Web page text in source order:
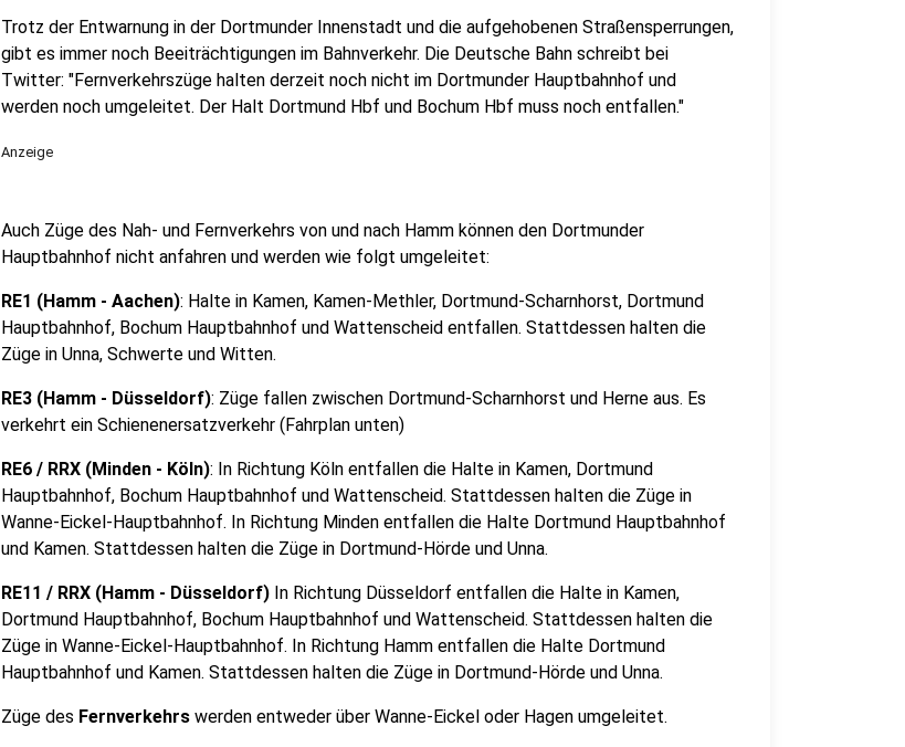
Trotz der Entwarnung in der Dortmunder Innenstadt und die aufgehobenen Straßensperrungen,
gibt es immer noch Beeiträchtigungen im Bahnverkehr. Die Deutsche Bahn schreibt bei
Twitter: "Fernverkehrszüge halten derzeit noch nicht im Dortmunder Hauptbahnhof und
werden noch umgeleitet. Der Halt Dortmund Hbf und Bochum Hbf muss noch entfallen."
Anzeige
Auch Züge des Nah- und Fernverkehrs von und nach Hamm können den Dortmunder
Hauptbahnhof nicht anfahren und werden wie folgt umgeleitet:
RE1 (Hamm - Aachen): Halte in Kamen, Kamen-Methler, Dortmund-Scharnhorst, Dortmund
Hauptbahnhof, Bochum Hauptbahnhof und Wattenscheid entfallen. Stattdessen halten die
Züge in Unna, Schwerte und Witten.
RE3 (Hamm - Düsseldorf): Züge fallen zwischen Dortmund-Scharnhorst und Herne aus. Es
verkehrt ein Schienenersatzverkehr (Fahrplan unten)
RE6 / RRX (Minden - Köln): In Richtung Köln entfallen die Halte in Kamen, Dortmund
Hauptbahnhof, Bochum Hauptbahnhof und Wattenscheid. Stattdessen halten die Züge in
Wanne-Eickel-Hauptbahnhof. In Richtung Minden entfallen die Halte Dortmund Hauptbahnhof
und Kamen. Stattdessen halten die Züge in Dortmund-Hörde und Unna.
RE11 / RRX (Hamm - Düsseldorf) In Richtung Düsseldorf entfallen die Halte in Kamen,
Dortmund Hauptbahnhof, Bochum Hauptbahnhof und Wattenscheid. Stattdessen halten die
Züge in Wanne-Eickel-Hauptbahnhof. In Richtung Hamm entfallen die Halte Dortmund
Hauptbahnhof und Kamen. Stattdessen halten die Züge in Dortmund-Hörde und Unna.
Züge des Fernverkehrs werden entweder über Wanne-Eickel oder Hagen umgeleitet.